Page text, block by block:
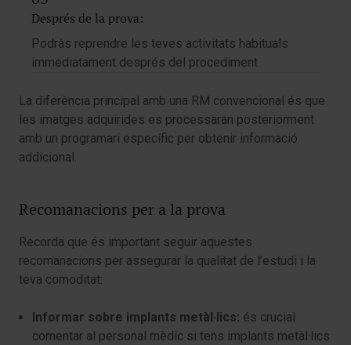
Després de la prova:
Podràs reprendre les teves activitats habituals
immediatament després del procediment.
La diferència principal amb una RM convencional és que
les imatges adquirides es processaran posteriorment
amb un programari específic per obtenir informació
addicional.
Recomanacions per a la prova
Recorda que és important seguir aquestes
recomanacions per assegurar la qualitat de l’estudi i la
teva comoditat:
Informar sobre implants metàl·lics: és crucial
comentar al personal mèdic si tens implants metàl·lics